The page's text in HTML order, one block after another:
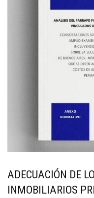
ADECUACIÓN DE
INMOBILIARIOS